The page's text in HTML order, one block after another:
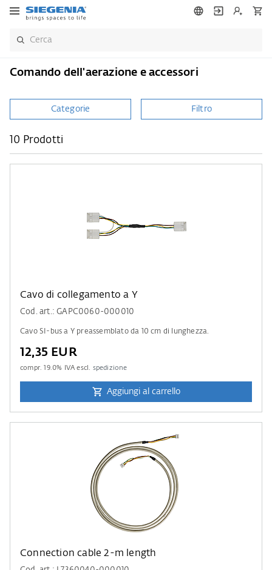
Comando dell'aerazione e accessori
Categorie Filtro
10 Prodotti
Cavo di collegamento a Y
Cod. art.: GAPC0060-000010
Cavo SI-bus a Y preassemblato da 10 cm di lunghezza.
12,35 EUR
compr.19.0% IVA escl. spedizione
Aggiungi al carrello
Connection cable 2-m length